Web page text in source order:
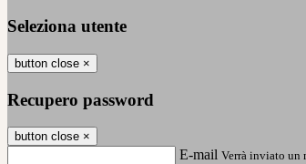
Seleziona utente
button close ×
Recupero password
button close ×
E-mail Verrà inviato un